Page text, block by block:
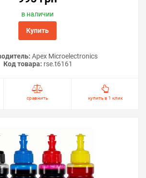
в наличии
Купить
Apex Microelectronics
Код товара: rse.t6161
сравнить купить в 1 клик